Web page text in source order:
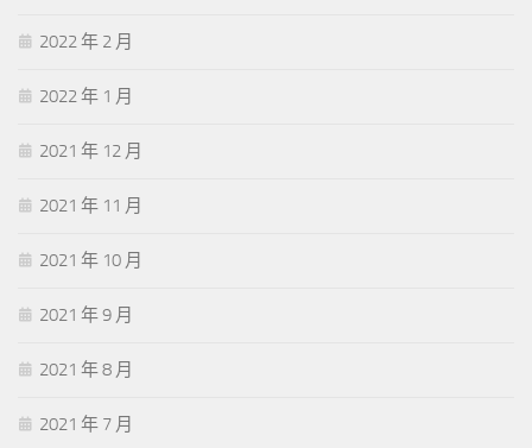
2022 年 2 月
2022 年 1 月
2021 年 12 月
2021 年 11 月
2021 年 10 月
2021 年 9 月
2021 年 8 月
2021 年 7 月